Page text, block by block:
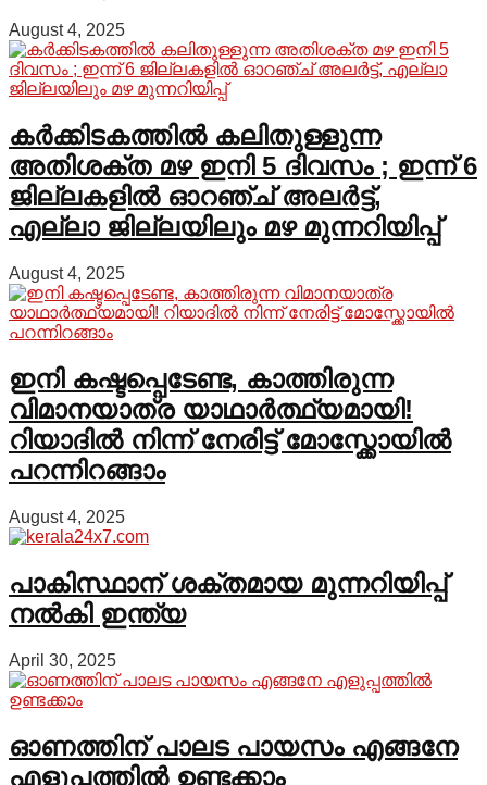
August 4, 2025
കർക്കിടകത്തിൽ കലിതുള്ളുന്ന
അതിശക്ത മഴ ഇനി 5 ദിവസം ; ഇന്ന് 6
ജില്ലകളിൽ ഓറഞ്ച് അലർട്ട്,
എല്ലാ ജില്ലയിലും മഴ മുന്നറിയിപ്പ്
August 4, 2025
ഇനി കഷ്ടപ്പെടേണ്ട, കാത്തിരുന്ന
വിമാനയാത്ര യാഥാർത്ഥ്യമായി!
റിയാദിൽ നിന്ന് നേരിട്ട് മോസ്ക്കോയിൽ
പറന്നിറങ്ങാം
August 4, 2025
പാകിസ്ഥാന് ശക്തമായ മുന്നറിയിപ്പ്
നൽകി ഇന്ത്യ
April 30, 2025
ഓണത്തിന് പാലട പായസം എങ്ങനേ
എളുപ്പത്തിൽ ഉണ്ടക്കാം